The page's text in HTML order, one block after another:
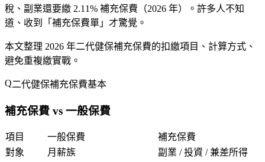
稅、副業還要繳 2.11% 補充保費 （2026 年）。許多人不知
道、收到「 補充保費單 」才驚覺。
本文整理 2026 年二代健保補充保費的扣繳項目、計算方式、
避免重複繳實戰。
二代健保補充保費基本
補充保費 vs 一般保費
項目 一般保費
補充保費
對象
月薪族
副業 / 投資 / 兼差所得